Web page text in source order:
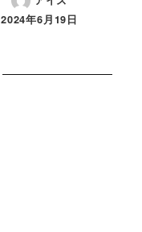
2024年6月19日